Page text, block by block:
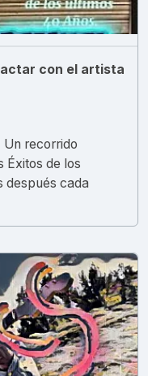
con el artista
Un recorrido
Éxitos de los
después cada